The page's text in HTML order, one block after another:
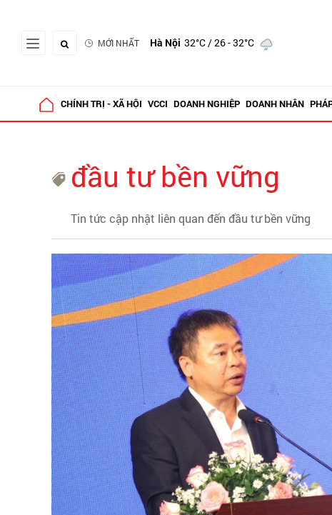
MỚI NHẤT Hà Nội 32°C/ 26 - 32°C
CHÍNH TRỊ - XÃ HỘI VCCI DOANH NGHIỆP DOANH NHÂN
đầu tư bền vững
Tin tức cập nhật liên quan đến đầu tư bền vững